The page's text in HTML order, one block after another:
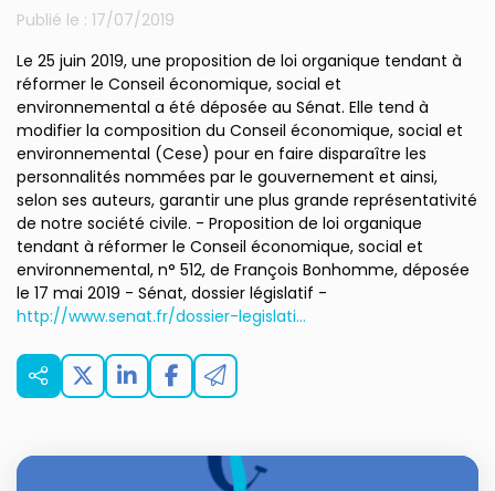
Publié le : 17/07/2019
Le 25 juin 2019, une proposition de loi organique tendant à
réformer le Conseil économique, social et
environnemental a été déposée au Sénat. Elle tend à
modifier la composition du Conseil économique, social et
environnemental (Cese) pour en faire disparaître les
personnalités nommées par le gouvernement et ainsi,
selon ses auteurs, garantir une plus grande représentativité
de notre société civile. - Proposition de loi organique
tendant à réformer le Conseil économique, social et
environnemental, n° 512, de François Bonhomme, déposée
le 17 mai 2019 - Sénat, dossier législatif -
http://www.senat.fr/dossier-legislati...